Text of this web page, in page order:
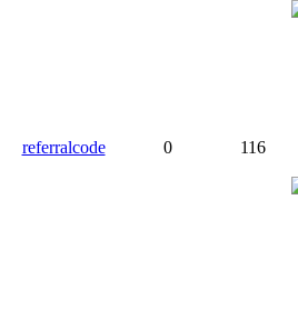
referralcode 0 116